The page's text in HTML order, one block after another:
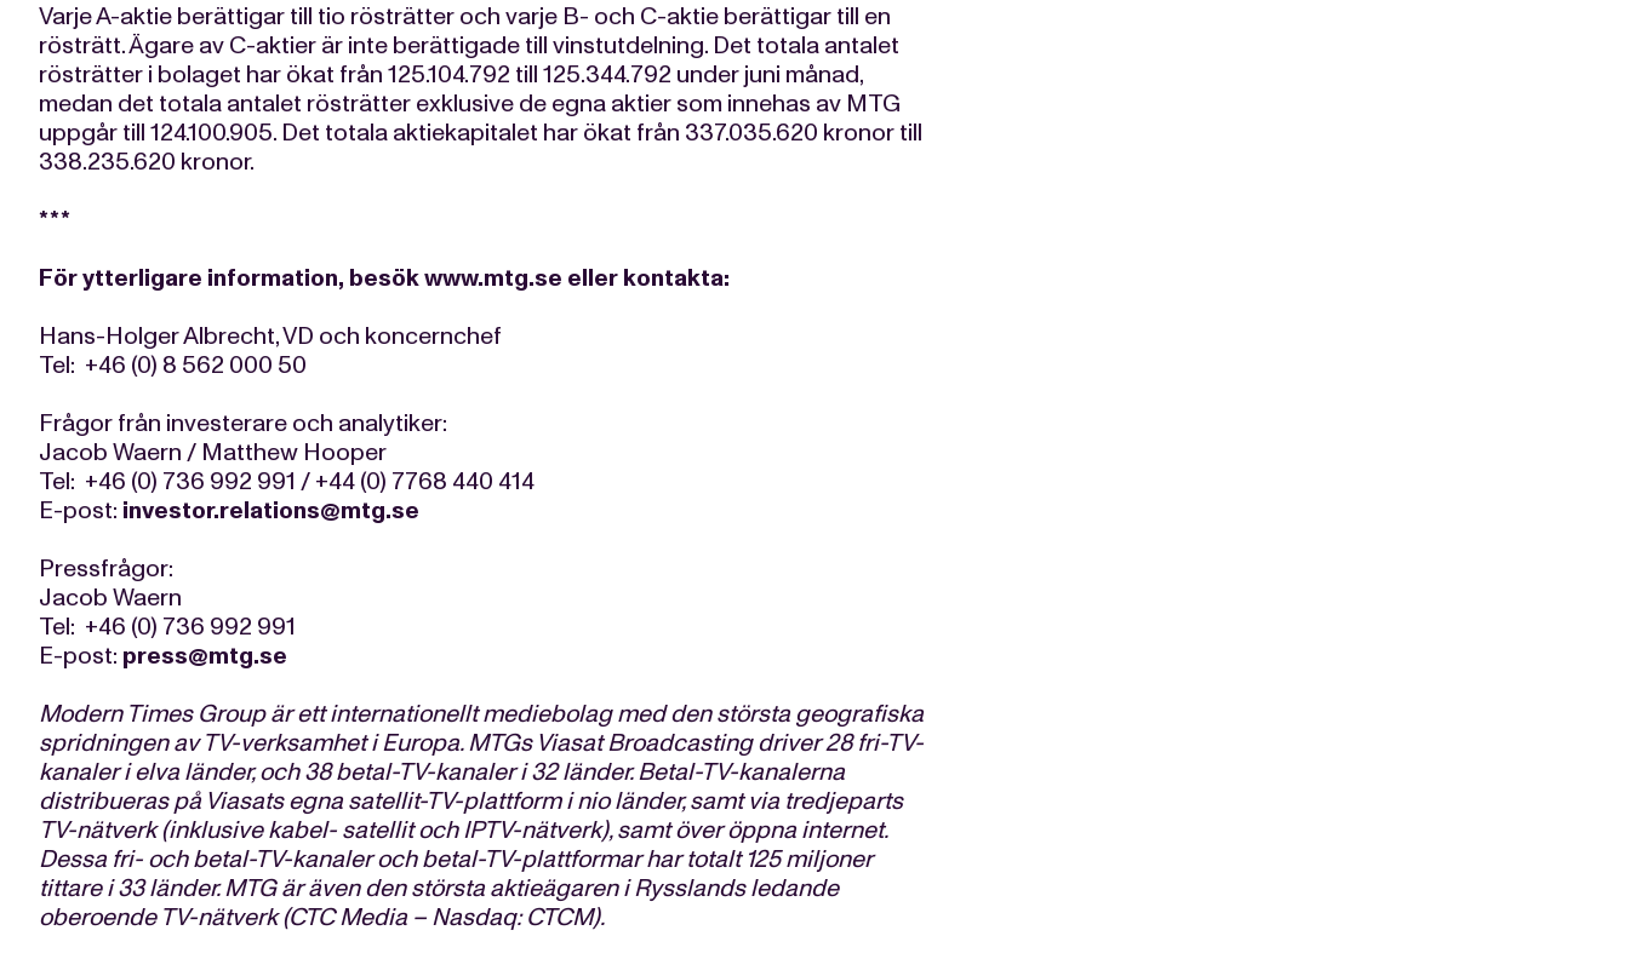
Varje A-aktie berättigar till tio rösträtter och varje B- och C-aktie berättigar till en
rösträtt. Ägare av C-aktier är inte berättigade till vinstutdelning. Det totala antalet
rösträtter i bolaget har ökat från 125.104.792 till 125.344.792 under juni månad,
medan det totala antalet rösträtter exklusive de egna aktier som innehas av MTG
uppgår till 124.100.905. Det totala aktiekapitalet har ökat från 337.035.620 kronor till
338.235.620 kronor.
***
För ytterligare information, besökwww.mtg.se eller kontakta:
Hans-Holger Albrecht, VD och koncernchef
Tel: +46 (0) 8 562 000 50
Frågor från investerare och analytiker:
Jacob Waern / Matthew Hooper
Tel: +46 (0) 736 992 991 / +44 (0) 7768 440 414
E-post: investor.relations@mtg.se
Pressfrågor:
Jacob Waern
Tel: +46 (0) 736 992 991
E-post: press@mtg.se
Modern Times Group är ett internationellt mediebolag med den största geografiska
spridningen av TV-verksamhet i Europa. MTGs Viasat Broadcasting driver 28 fri-TV-
kanaler i elva länder, och 38 betal-TV-kanaler i 32 länder. Betal-TV-kanalerna
distribueras på Viasats egna satellit-TV-plattform i nio länder, samt via tredjeparts
TV-nätverk (inklusive kabel- satellit och IPTV-nätverk), samt över öppna internet.
Dessa fri- och betal-TV-kanaler och betal-TV-plattformar har totalt 125 miljoner
tittare i 33 länder. MTG är även den största aktieägaren i Rysslands ledande
oberoende TV-nätverk (CTC Media – Nasdaq: CTCM).